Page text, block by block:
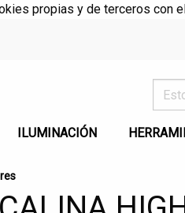
propias y de terceros con
ILUMINACIÓN